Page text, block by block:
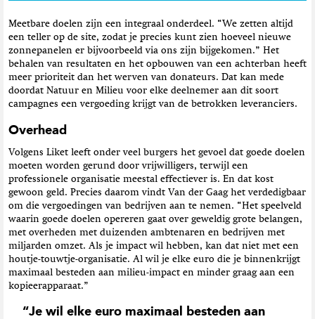
Meetbare doelen zijn een integraal onderdeel. “We zetten altijd
een teller op de site, zodat je precies kunt zien hoeveel nieuwe
zonnepanelen er bijvoorbeeld via ons zijn bijgekomen.” Het
behalen van resultaten en het opbouwen van een achterban heeft
meer prioriteit dan het werven van donateurs. Dat kan mede
doordat Natuur en Milieu voor elke deelnemer aan dit soort
campagnes een vergoeding krijgt van de betrokken leveranciers.
Overhead
Volgens Liket leeft onder veel burgers het gevoel dat goede doelen
moeten worden gerund door vrijwilligers, terwijl een
professionele organisatie meestal effectiever is. En dat kost
gewoon geld. Precies daarom vindt Van der Gaag het verdedigbaar
om die vergoedingen van bedrijven aan te nemen. “Het speelveld
waarin goede doelen opereren gaat over geweldig grote belangen,
met overheden met duizenden ambtenaren en bedrijven met
miljarden omzet. Als je impact wil hebben, kan dat niet met een
houtje-touwtje-organisatie. Al wil je elke euro die je binnenkrijgt
maximaal besteden aan milieu-impact en minder graag aan een
kopieerapparaat.”
“Je wil elke euro maximaal besteden aan